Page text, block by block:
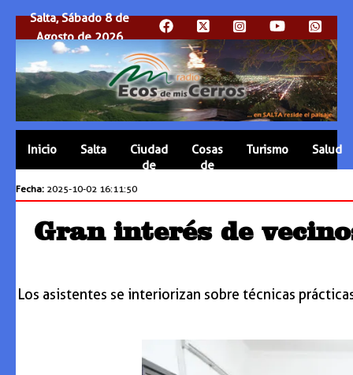
Salta, Sábado 8 de
Agosto de 2026
Inicio Salta
Ciudad
de
Cosas
de
Turismo Salud
Fecha: 2025-10-02 16:11:50
Gran interés de
Los asistentes se interiorizan sobre técnicas